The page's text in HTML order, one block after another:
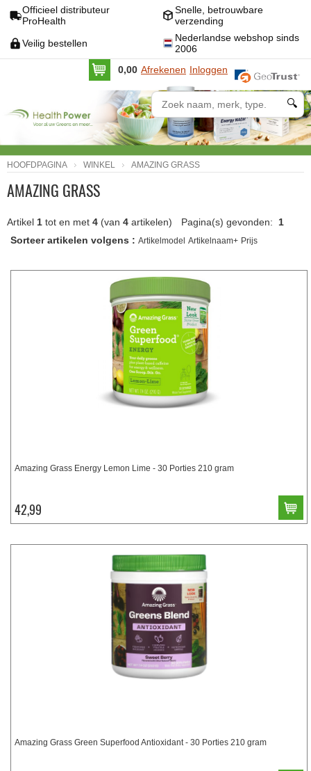
Officieel distributeur
ProHealth
Snelle, betrouwbare
verzending
Veilig bestellen
Nederlandse webshop sinds
2006
0,00 Afrekenen Inloggen
🔍
HOOFDPAGINA WINKEL AMAZING GRASS
AMAZING GRASS
Pagina(s) gevonden: 1
Artikel 1 tot en met 4 (van 4 artikelen)
Sorteer artikelen volgens : Artikelmodel Artikelnaam+ Prijs
Amazing Grass Energy Lemon Lime - 30 Porties 210 gram
42,99
Amazing Grass Green Superfood Antioxidant - 30 Porties 210 gram